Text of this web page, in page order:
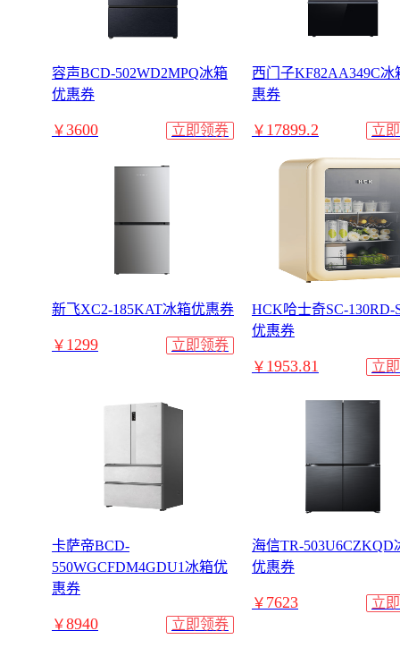
容声BCD-502WD2MPQ冰箱
优惠券
￥3600 立即领券
西门子KF82AA349C冰
惠券
￥ 17899.2 立
新飞XC2-185KAT冰箱优惠券
￥ 1299 立即领券
HCK哈士奇SC-130RD-
优惠券
￥ 1953.81 立
卡萨帝BCD-
550WGCFDM4GDU1冰箱优
惠券
￥8940 立即领券
海信TR-503U6CZKQD
优惠券
￥ 7623 立